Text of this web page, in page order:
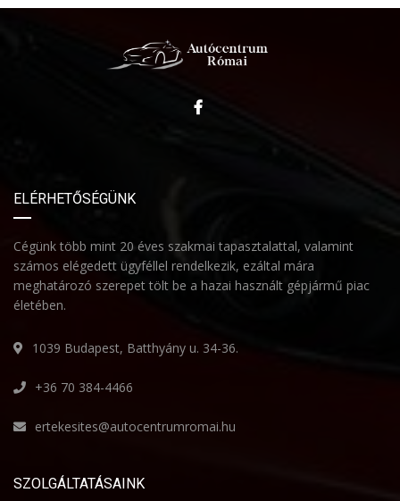
ELÉRHETŐSÉGÜNK
Cégünk több mint 20 éves szakmai tapasztalattal, valamint
számos elégedett ügyféllel rendelkezik, ezáltal mára
meghatározó szerepet tölt be a hazai használt gépjármű piac
életében.
1039 Budapest, Batthyány u. 34-36.
+36 70 384-4466
ertekesites@autocentrumromai.hu
SZOLGÁLTATÁSAINK